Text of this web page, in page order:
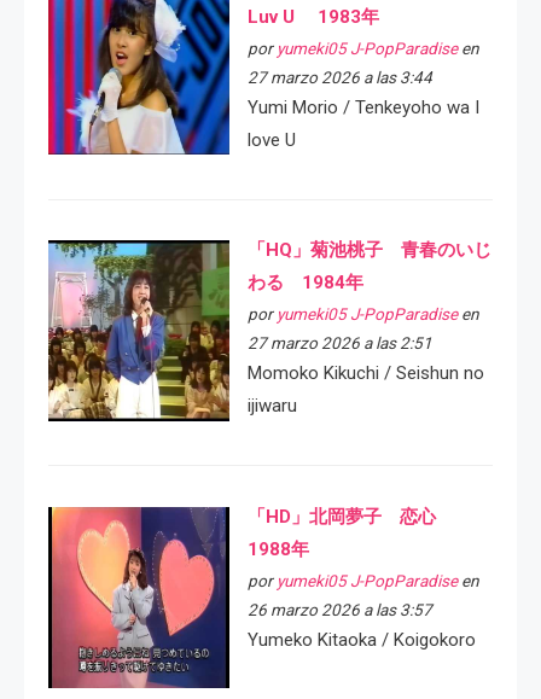
Luv U 1983年
por yumeki05 J-PopParadiseen
27 marzo 2026 a las 3:44
Yumi Morio / Tenkeyoho wa I
love U
「HQ」菊池桃子 青春のいじ
わる 1984年
por yumeki05 J-PopParadiseen
27 marzo 2026 a las 2:51
Momoko Kikuchi / Seishun no
ijiwaru
「HD」北岡夢子 恋心
1988年
por yumeki05 J-PopParadiseen
26 marzo 2026 a las 3:57
Yumeko Kitaoka / Koigokoro